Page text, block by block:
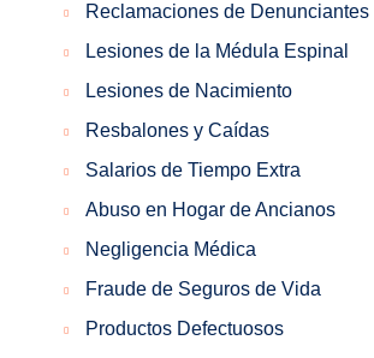
Reclamaciones de Denunciantes
Lesiones de la Médula Espinal
Lesiones de Nacimiento
Resbalones y Caídas
Salarios de Tiempo Extra
Abuso en Hogar de Ancianos
Negligencia Médica
Fraude de Seguros de Vida
Productos Defectuosos